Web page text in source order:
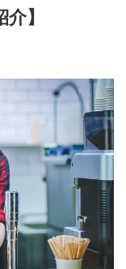
】